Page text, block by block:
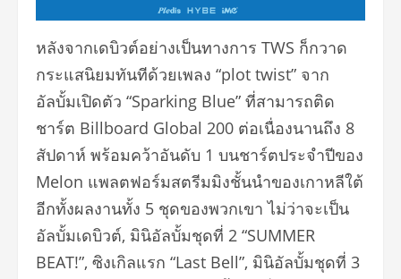
หลังจากเดบิวต์อย่างเป็นทางการ TWS ก็กวาด
กระแสนิยมทันทีด้วยเพลง “plot twist” จาก
อัลบั้มเปิดตัว “Sparking Blue” ที่สามารถติด
ชาร์ต Billboard Global 200 ต่อเนื่องนานถึง 8
สัปดาห์ พร้อมคว้าอันดับ 1 บนชาร์ตประจำปีของ
Melon แพลตฟอร์มสตรีมมิงชั้นนำของเกาหลีใต้
อีกทั้งผลงานทั้ง 5 ชุดของพวกเขา ไม่ว่าจะเป็น
อัลบั้มเดบิวต์, มินิอัลบั้มชุดที่ 2 “SUMMER
BEAT!”, ซิงเกิลแรก “Last Bell”, มินิอัลบั้มชุดที่ 3